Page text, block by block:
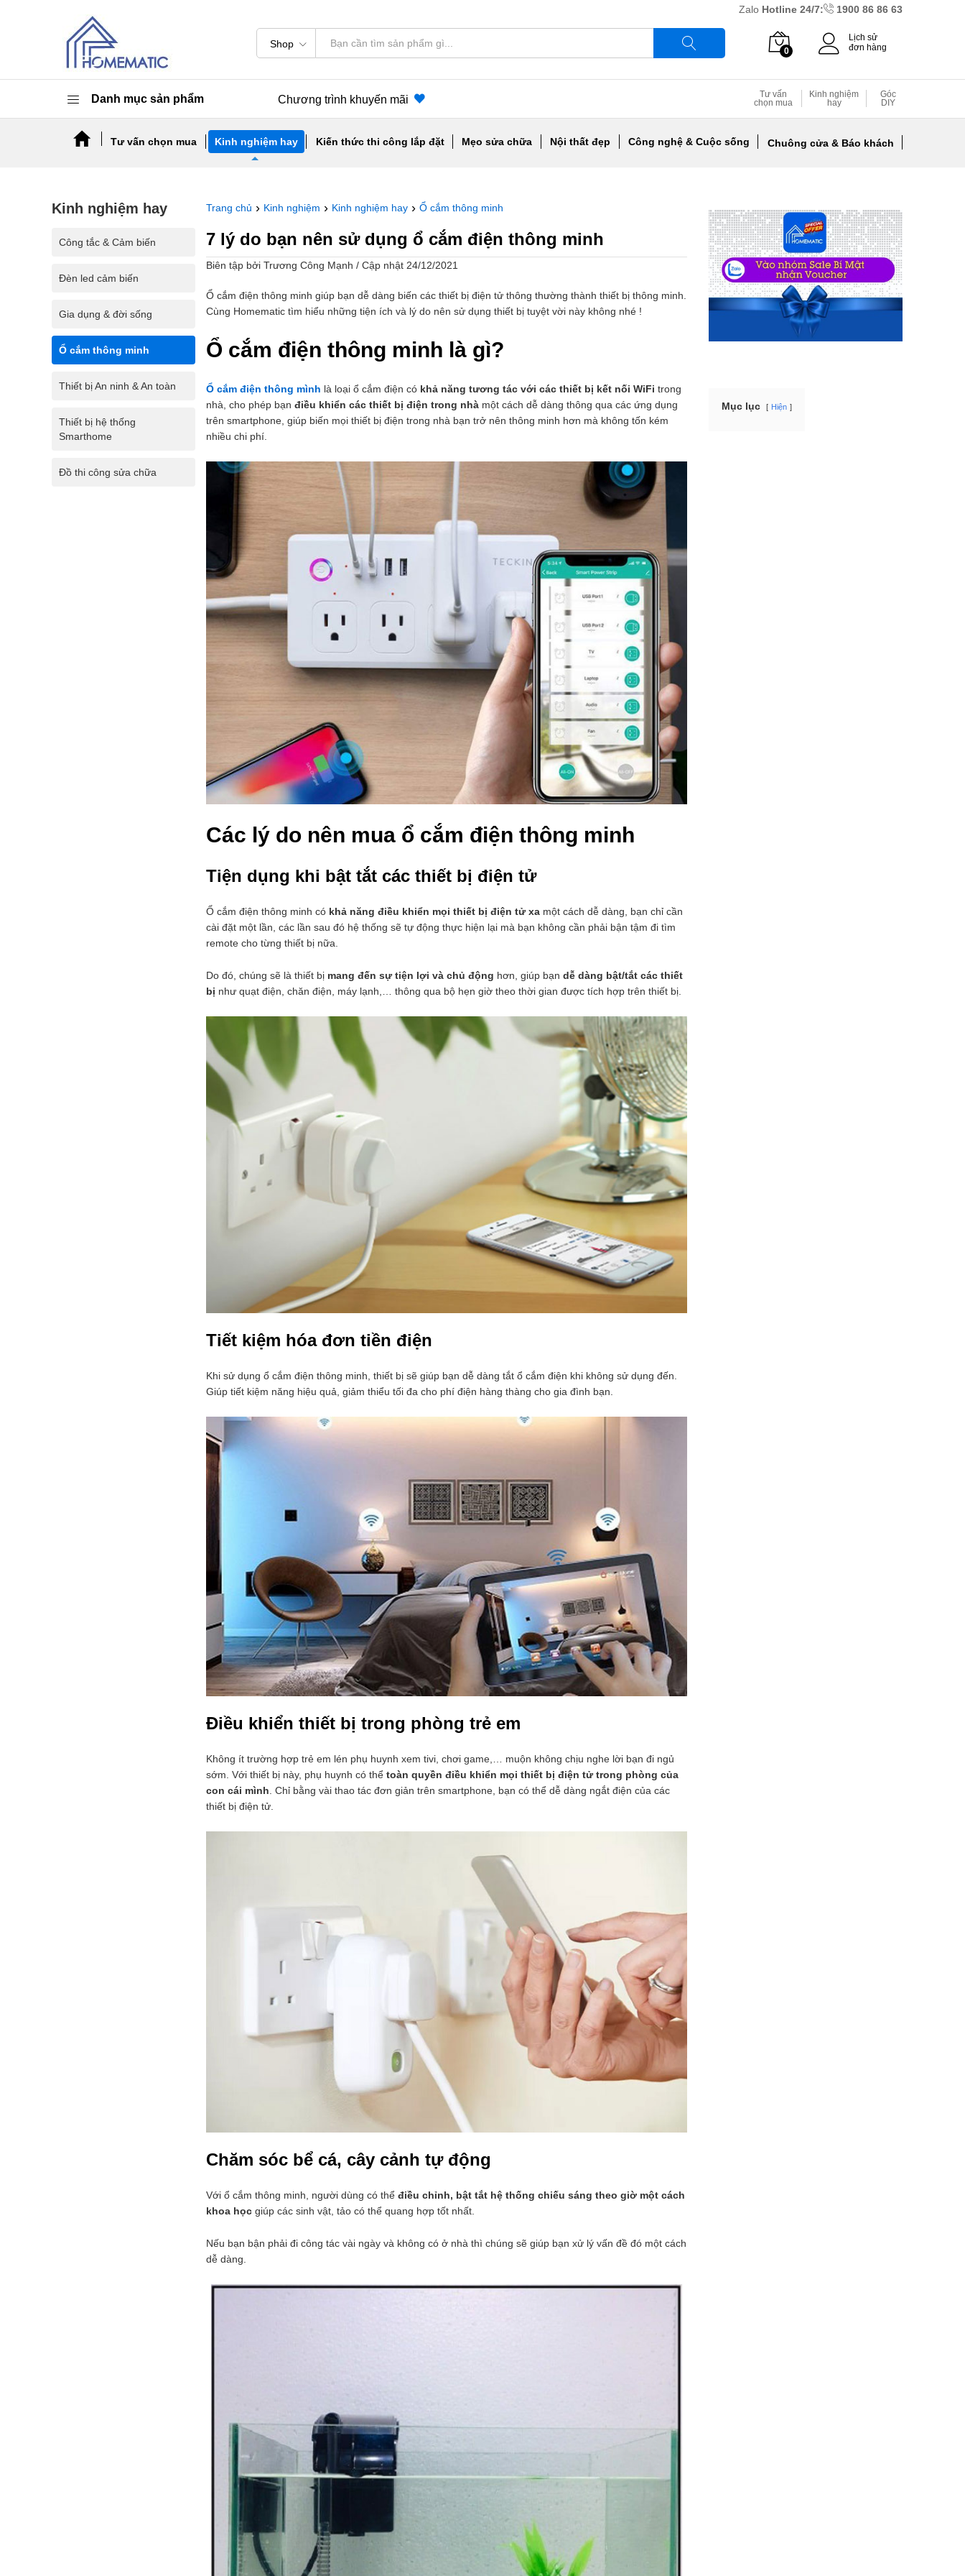
Zalo Hotline 24/7: 1900 86 86 63
Shop
0
Lịch sử
đơn hàng
Danh mục sản phẩm Chương trình khuyến mãi
Tư vấn
chọn mua
Kinh nghiệm
hay
Góc
DIY
Tư vấn chọn mua Kinh nghiệm hay Kiến thức thi công lắp đặt Mẹo sửa chữa Nội thất đẹp Công nghệ & Cuộc sống Chuông cửa & Báo khách
Kinh nghiệm hay
Công tắc & Cảm biến
Đèn led cảm biến
Gia dụng & đời sống
Ổ cắm thông minh
Thiết bị An ninh & An toàn
Thiết bị hệ thống
Smarthome
Đồ thi công sửa chữa
Trang chủ › Kinh nghiệm › Kinh nghiệm hay › Ổ cắm thông minh
7 lý do bạn nên sử dụng ổ cắm điện thông minh
Biên tập bởi Trương Công Mạnh / Cập nhật 24/12/2021
Ổ cắm điện thông minh giúp bạn dễ dàng biến các thiết bị điện tử thông thường thành thiết bị thông minh.
Cùng Homematic tìm hiểu những tiện ích và lý do nên sử dụng thiết bị tuyệt vời này không nhé !
Ổ cắm điện thông minh là gì?
Ổ cắm điện thông mình là loại ổ cắm điện có khả năng tương tác với các thiết bị kết nối WiFi trong
nhà, cho phép bạn điều khiển các thiết bị điện trong nhà một cách dễ dàng thông qua các ứng dụng
trên smartphone, giúp biến mọi thiết bị điện trong nhà bạn trở nên thông minh hơn mà không tốn kém
nhiều chi phí.
Các lý do nên mua ổ cắm điện thông minh
Tiện dụng khi bật tắt các thiết bị điện tử
Ổ cắm điện thông minh có khả năng điều khiển mọi thiết bị điện tử xa một cách dễ dàng, bạn chỉ cần
cài đặt một lần, các lần sau đó hệ thống sẽ tự động thực hiện lại mà bạn không cần phải bận tậm đi tìm
remote cho từng thiết bị nữa.
Do đó, chúng sẽ là thiết bị mang đến sự tiện lợi và chủ động hơn, giúp bạn dễ dàng bật/tắt các thiết
bị như quạt điện, chăn điện, máy lạnh,… thông qua bộ hẹn giờ theo thời gian được tích hợp trên thiết bị.
Tiết kiệm hóa đơn tiền điện
Khi sử dụng ổ cắm điện thông minh, thiết bị sẽ giúp bạn dễ dàng tắt ổ cắm điện khi không sử dụng đến.
Giúp tiết kiệm năng hiệu quả, giảm thiểu tối đa cho phí điện hàng thàng cho gia đình bạn.
Điều khiển thiết bị trong phòng trẻ em
Không ít trường hợp trẻ em lén phụ huynh xem tivi, chơi game,… muộn không chịu nghe lời bạn đi ngủ
sớm. Với thiết bị này, phụ huynh có thể toàn quyền điều khiển mọi thiết bị điện tử trong phòng của
con cái mình. Chỉ bằng vài thao tác đơn giản trên smartphone, bạn có thể dễ dàng ngắt điện của các
thiết bị điện tử.
Chăm sóc bể cá, cây cảnh tự động
Với ổ cắm thông minh, người dùng có thể điều chỉnh, bật tắt hệ thống chiếu sáng theo giờ một cách
khoa học giúp các sinh vật, tảo có thể quang hợp tốt nhất.
Nếu bạn bận phải đi công tác vài ngày và không có ở nhà thì chúng sẽ giúp bạn xử lý vấn đề đó một cách
dễ dàng.
Mục lục Hiện